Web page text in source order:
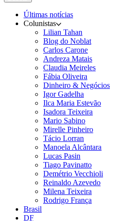
Últimas notícias
Colunistas
Lilian Tahan
Blog do Noblat
Carlos Carone
Andreza Matais
Claudia Meireles
Fábia Oliveira
Dinheiro & Negócios
Igor Gadelha
Ilca Maria Estevão
Isadora Teixeira
Mario Sabino
Mirelle Pinheiro
Tácio Lorran
Manoela Alcântara
Lucas Pasin
Tiago Pavinatto
Demétrio Vecchioli
Reinaldo Azevedo
Milena Teixeira
Rodrigo França
Brasil
DF